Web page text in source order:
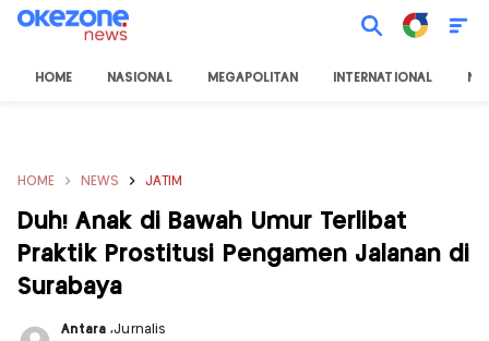
HOME NASIONAL MEGAPOLITAN INTERNATIONAL
HOME NEWS JATIM
Duh! Anak di Bawah Umur Terlibat
Praktik Prostitusi Pengamen Jalanan di
Surabaya
Antara,Jurnalis